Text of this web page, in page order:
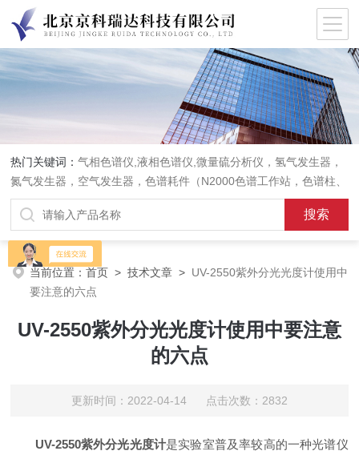
热门关键词：气相色谱仪,液相色谱仪,微量硫分析仪，氢气发生器，
氮气发生器，空气发生器，色谱耗件（N2000色谱工作站，色谱柱、
阀件、进样器、色谱担体），顶空进样器，热解析仪，紫外分光光度
计，原子吸收分光光度计，傅立叶红外光谱仪，分析天平等常规实验
室产品。
当前位置：首页 >技术文章 > UV-2550紫外分光光度计使用中
要注意的六点
UV-2550紫外分光光度计使用中要注意
的六点
更新时间：2022-04-14 点击次数：2832
UV-2550紫外分光光度计是实验室普及率较高的一种光谱仪